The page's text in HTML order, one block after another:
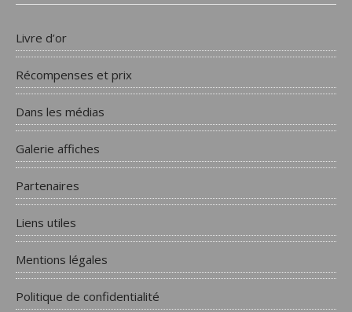
Livre d’or
Récompenses et prix
Dans les médias
Galerie affiches
Partenaires
Liens utiles
Mentions légales
Politique de confidentialité